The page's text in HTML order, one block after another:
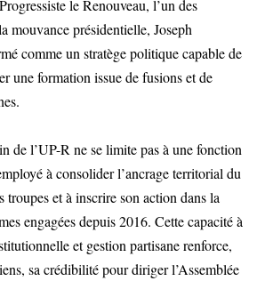
le Renouveau, l’un des
mouvance présidentielle, Joseph
comme un stratège politique capable de
une formation issue de fusions et de
de l’UP-R ne se limite pas à une fonction
à consolider l’ancrage territorial du
troupes et à inscrire son action dans la
engagées depuis 2016. Cette capacité à
et gestion partisane renforce,
sa crédibilité pour diriger l’Assemblée